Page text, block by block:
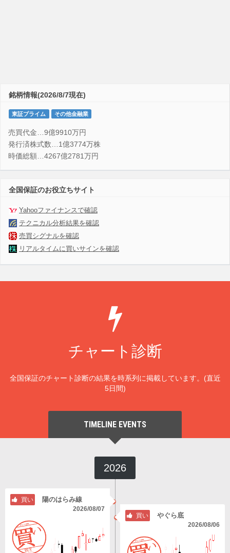
銘柄情報(2026/8/7現在)
東証プライム その他金融業
売買代金…9億9910万円
発行済株式数…1億3774万株
時価総額…4267億2781万円
全国保証のお役立ちサイト
Yahooファイナンスで確認
テクニカル分析結果を確認
売買シグナルを確認
リアルタイムに買いサインを確認
チャート診断
全国保証のチャート診断の結果を時系列に掲載しています。(直近
5日間)
TIMELINE EVENTS
2026
買い 陽のはらみ線
2026/08/07
買い やぐら底
2026/08/06